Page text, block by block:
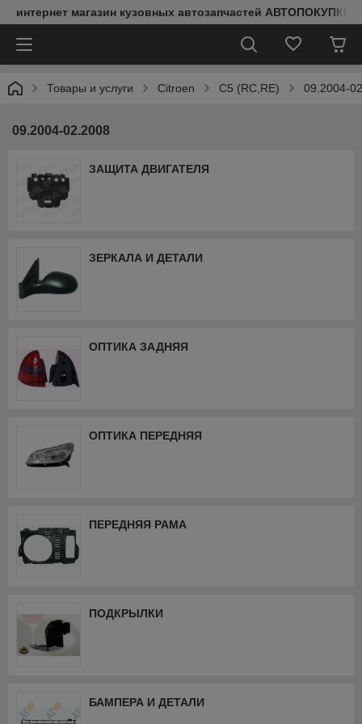
интернет магазин кузовных автозапчастей АВТОПОКУПКИ
Товары и услуги Citroen C5 (RC,RE) 09.2004-
09.2004-02.2008
ЗАЩИТА ДВИГАТЕЛЯ
ЗЕРКАЛА И ДЕТАЛИ
ОПТИКА ЗАДНЯЯ
ОПТИКА ПЕРЕДНЯЯ
ПЕРЕДНЯЯ РАМА
ПОДКРЫЛКИ
БАМПЕРА И ДЕТАЛИ